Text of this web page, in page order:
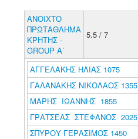
ΑΝΟΙΧΤΟ
ΠΡΩΤΑΘΛΗΜΑ
ΚΡΗΤΗΣ -
GROUP A΄
5.5 / 7
ΑΓΓΕΛΑΚΗΣ ΗΛΙΑΣ 1075
ΓΑΛΑΝΑΚΗΣ ΝΙΚΟΛΑΟΣ 1355
ΜΑΡΗΣ ΙΩΑΝΝΗΣ 1855
ΓΡΑΤΣΕΑΣ ΣΤΕΦΑΝΟΣ 2025
ΣΠΥΡΟΥ ΓΕΡΑΣΙΜΟΣ 1450